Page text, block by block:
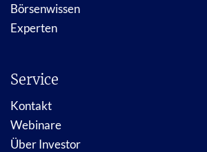
Börsenwissen
Experten
Service
Kontakt
Webinare
Über Investor